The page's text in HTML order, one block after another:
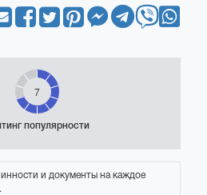
7
популярности
и документы на каждое